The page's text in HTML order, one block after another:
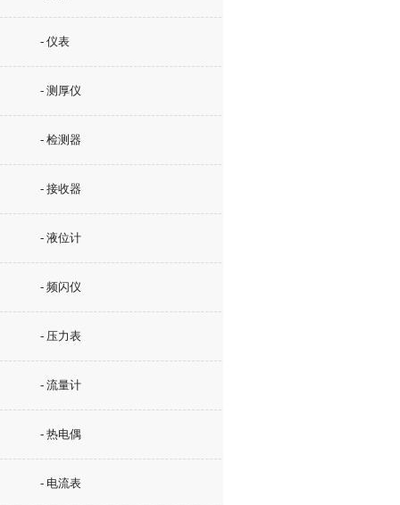
- 仪表
- 测厚仪
- 检测器
- 接收器
- 液位计
- 频闪仪
- 压力表
- 流量计
- 热电偶
- 电流表